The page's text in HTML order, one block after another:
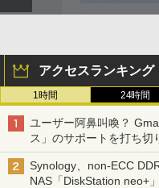
アクセスランキング
1時間 24時間
ユーザー阿鼻叫喚？
ス」のサポートを打ち切
Synology、non-ECC
NAS「DiskStation neo+